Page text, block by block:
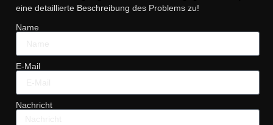
eine detaillierte Beschreibung des Problems zu!
Name
E-Mail
Nachricht